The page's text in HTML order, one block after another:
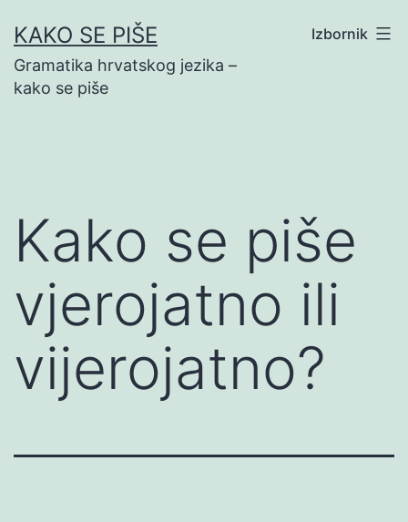
na
sadržaj
KAKO SE PIŠE
Gramatika hrvatskog jezika –
kako se piše
Izbornik
Kako se piše
vjerojatno ili
vijerojatno?